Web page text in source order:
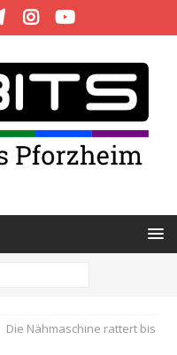
Die Nähmaschine rattert bis